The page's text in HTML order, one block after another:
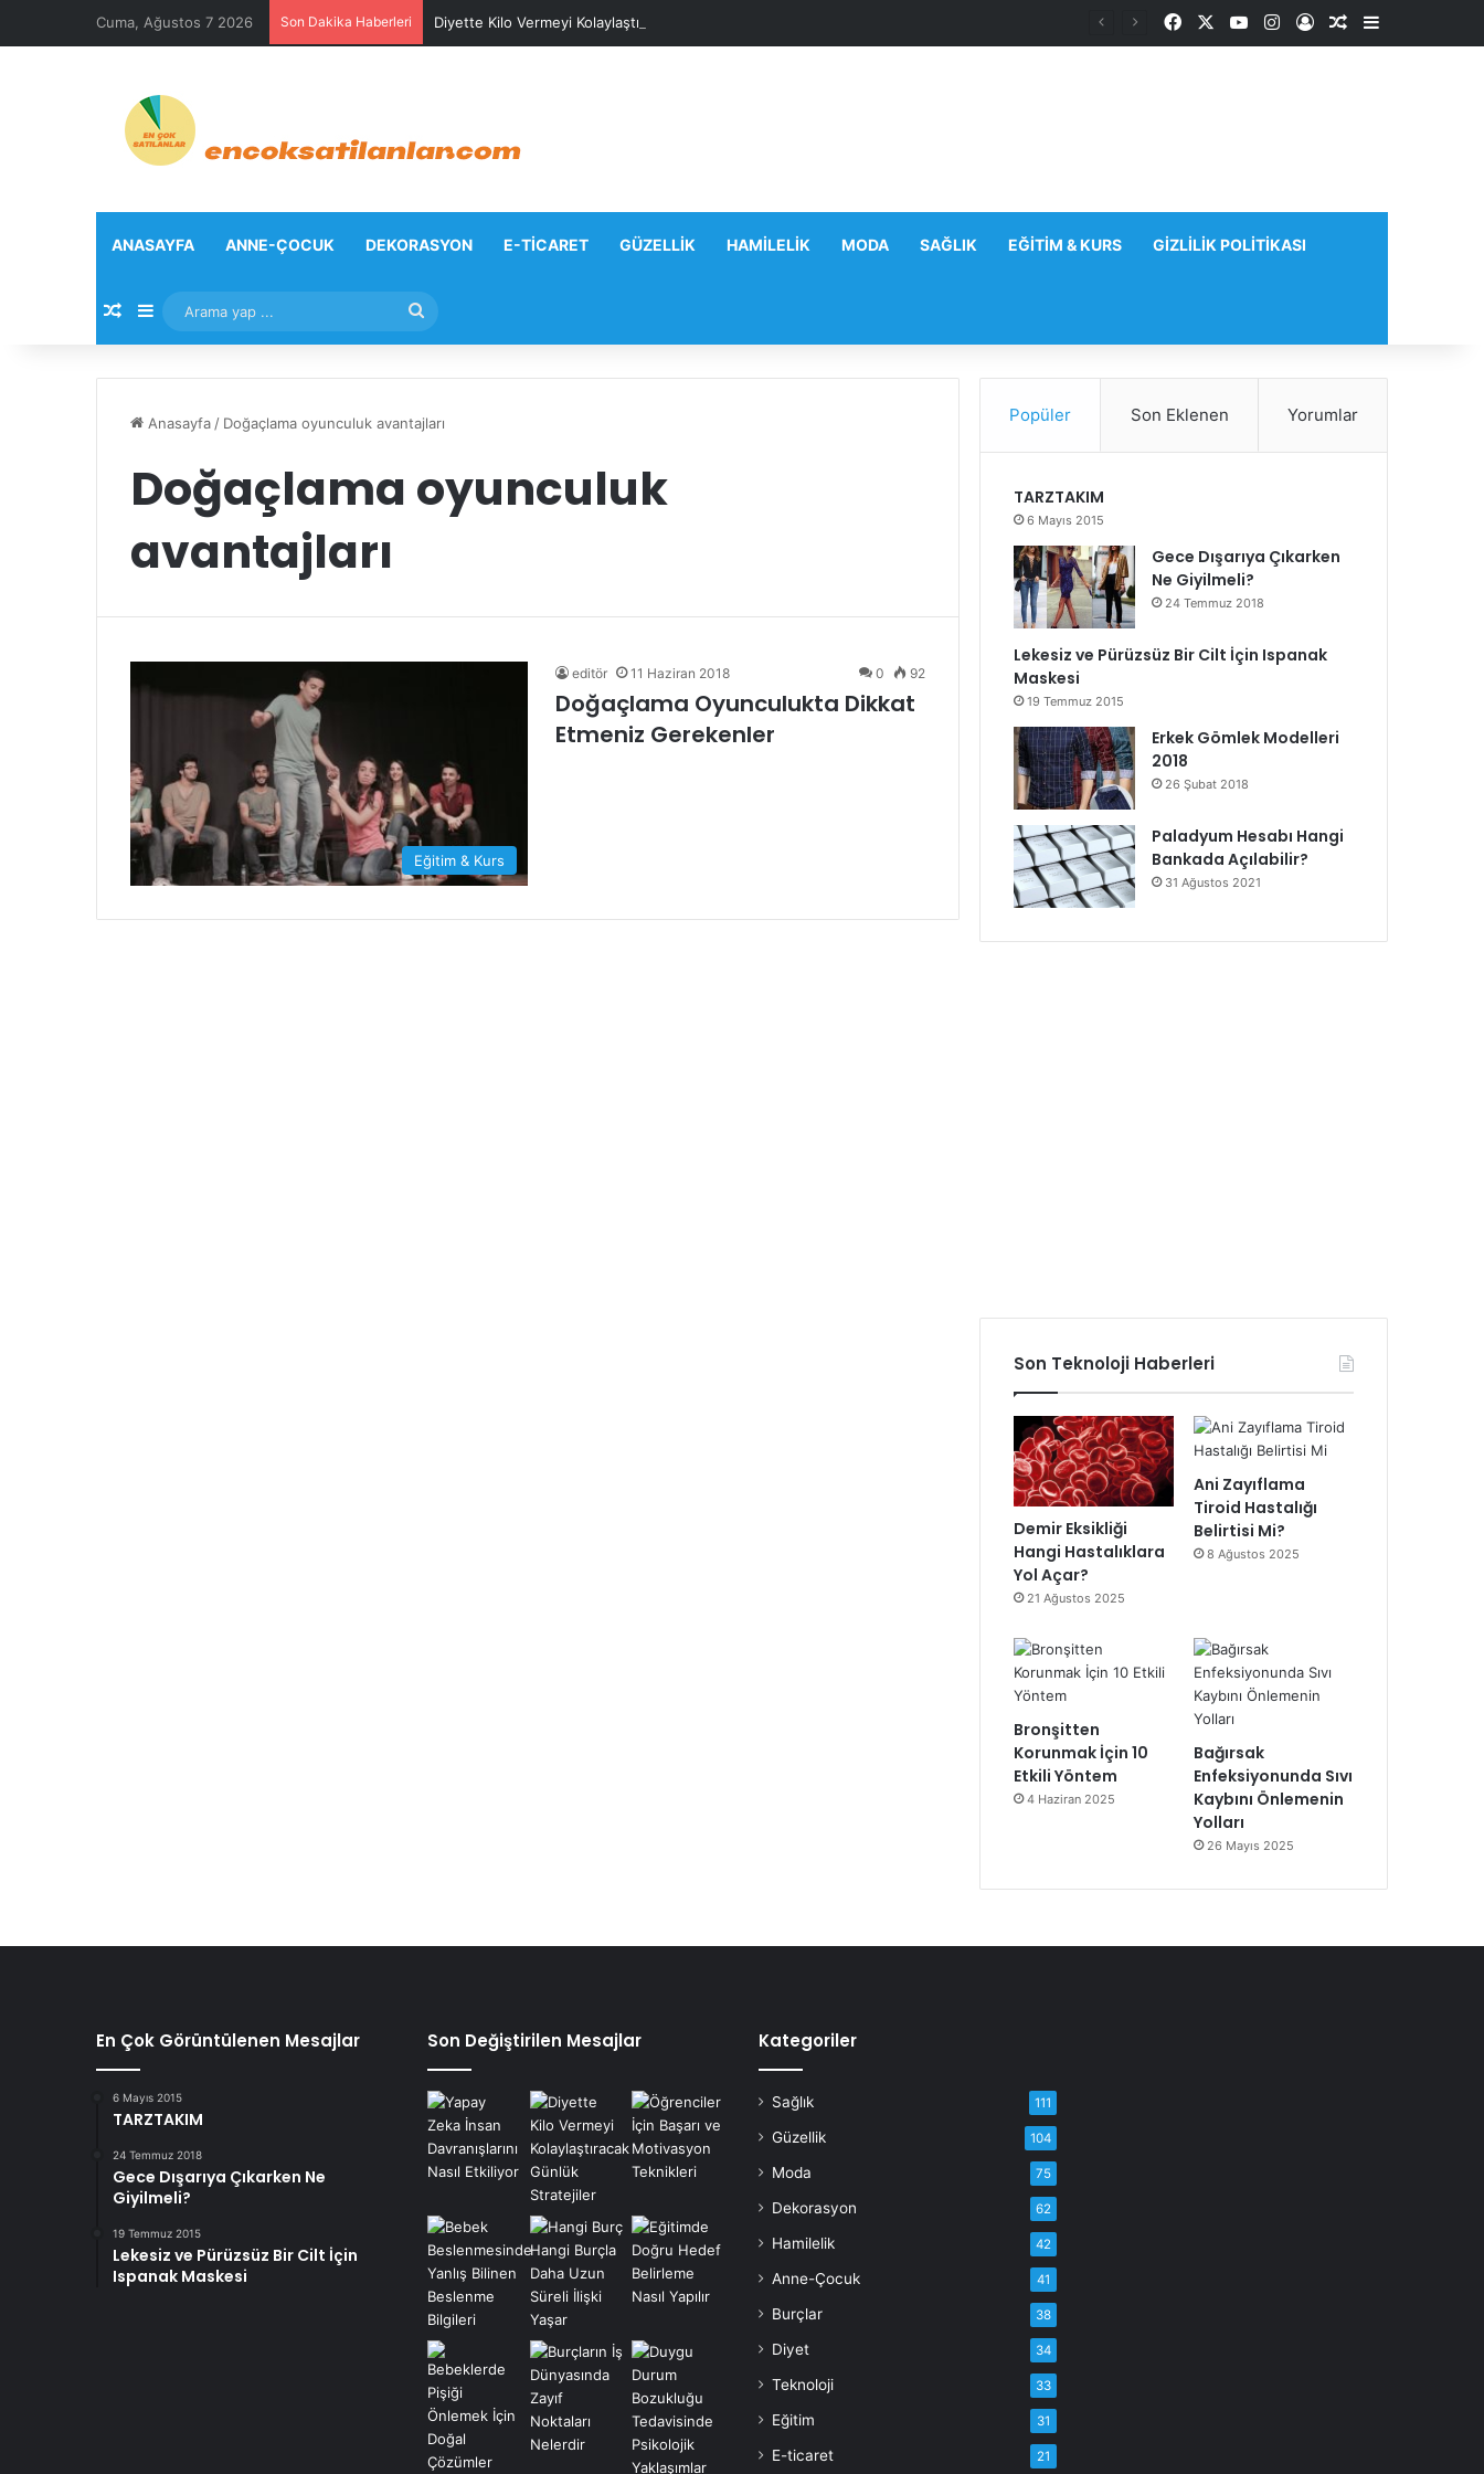
Cuma, Ağustos 7 2026 Son Dakika Haberleri Diyette Kilo Vermeyi Kolaylaştıracak Günlük Stratejiler FacebookYouTubeInstagram
Kayıt OlRastgele Makale
Kenar
ANASAYFA ANNE-ÇOCUK DEKORASYON E-TICARET GÜZELLIK HAMILELIK MODA SAĞLIK EĞITIM & KURS GIZLILIK POLITIKASI
Rastgele Makale
Kenar Bölmesi
yap
Anasayfa / Doğaçlama oyunculuk avantajları
Doğaçlama oyunculuk
avantajları
Eğitim & Kurs
editör 11 Haziran 2018 0 92
Doğaçlama Oyunculukta Dikkat
Etmeniz Gerekenler
Popüler Son Eklenen Yorumlar
TARZTAKIM
6 Mayıs 2015
Gece Dışarıya Çıkarken
Ne Giyilmeli?
24 Temmuz 2018
Lekesiz ve Pürüzsüz Bir Cilt İçin Ispanak
Maskesi
19 Temmuz 2015
Erkek Gömlek Modelleri
2018
26 Şubat 2018
Paladyum Hesabı Hangi
Bankada Açılabilir?
31 Ağustos 2021
Son Teknoloji Haberleri
Demir Eksikliği
Hangi Hastalıklara
Yol Açar?
21 Ağustos 2025
Ani Zayıflama
Tiroid Hastalığı
Belirtisi Mi?
8 Ağustos 2025
Bronşitten
Korunmak İçin 10
Etkili Yöntem
4 Haziran 2025
Bağırsak
Enfeksiyonunda Sıvı
Kaybını Önlemenin
Yolları
26 Mayıs 2025
En Çok Görüntülenen Mesajlar
6 Mayıs 2015
TARZTAKIM
24 Temmuz 2018
Gece Dışarıya Çıkarken Ne
Giyilmeli?
19 Temmuz 2015
Lekesiz ve Pürüzsüz Bir Cilt İçin
Ispanak Maskesi
Son Değiştirilen Mesajlar Kategoriler
Sağlık 111
Güzellik 104
Moda 75
Dekorasyon 62
Hamilelik 42
Anne-Çocuk 41
Burçlar 38
Diyet 34
Teknoloji 33
Eğitim 31
E-ticaret 21